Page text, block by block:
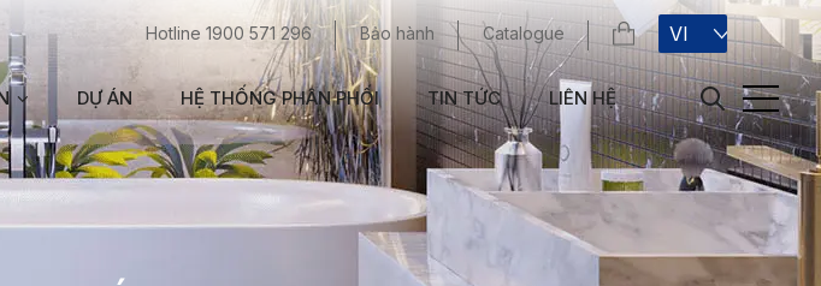
Hotline 1900 571 296 Bảo hành Catalogue VI
DỰ ÁN HỆ THỐNG PHÂN PHỐI TIN TỨC LIÊN HỆ